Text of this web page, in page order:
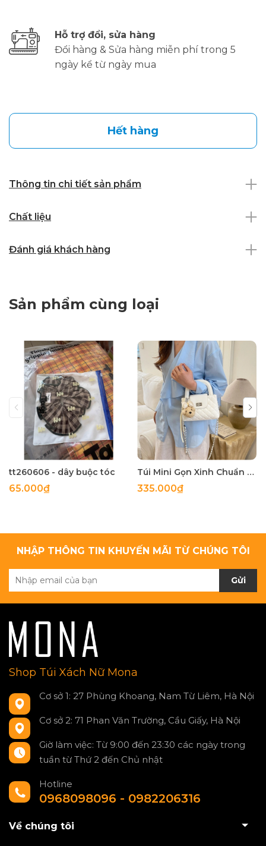
Hỗ trợ đổi, sửa hàng
Đổi hàng & Sửa hàng miễn phí trong 5
ngày kể từ ngày mua
Hết hàng
Thông tin chi tiết sản phẩm
Chất liệu
Đánh giá khách hàng
Sản phẩm cùng loại
tt260606 - dây buộc tóc
65.000₫
Túi Mini Gọn Xinh Chuẩn Gu - tt260518
335.000₫
NHẬP THÔNG TIN KHUYẾN MÃI TỪ CHÚNG TÔI
Gửi
Shop Túi Xách Nữ Mona
Cơ sở 1: 27 Phùng Khoang, Nam Từ Liêm, Hà Nội
Cơ sở 2: 71 Phan Văn Trường, Cầu Giấy, Hà Nội
Giờ làm việc: Từ 9:00 đến 23:30 các ngày trong
tuần từ Thứ 2 đến Chủ nhật
Hotline
0968098096 - 0982206316
Về chúng tôi